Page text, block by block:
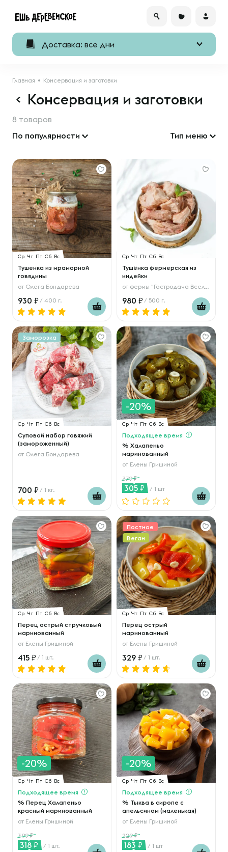
Доставка: все дни
Главная Консервация и заготовки
Консервация и заготовки
8 товаров
По популярности
Тип меню
Ср Чт Пт Сб Вс
Тушенка из мраморной
говядины
от Олега Бондарева
930 / 400 г.
Ср Чт Пт Сб Вс
Тушёнка фермерская из
индейки
от фермы "Гастродача Вселуг"
980 / 500 г.
Заморозка
Ср Чт Пт Сб Вс
Суповой набор говяжий
(замороженный)
от Олега Бондарева
700 / 1 кг.
-20%
Ср Чт Пт Сб Вс
Подходящее время
% Халапеньо
маринованный
от Елены Гришиной
379
305 / 1 шт
Ср Чт Пт Сб Вс
Перец острый стручковый
маринованный
от Елены Гришиной
415 / 1 шт.
Постное
Веган
Ср Чт Пт Сб Вс
Перец острый
маринованный
от Елены Гришиной
329 / 1 шт.
-20%
Ср Чт Пт Сб Вс
Подходящее время
% Перец Халапеньо
красный маринованный
от Елены Гришиной
399
318 / 1 шт.
-20%
Ср Чт Пт Сб Вс
Подходящее время
% Тыква в сиропе с
апельсином (маленькая)
от Елены Гришиной
229
183 / 1 шт